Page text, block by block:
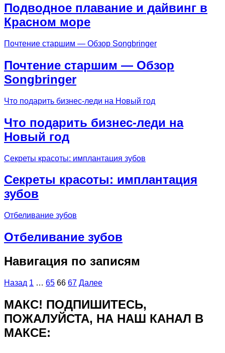
Подводное плавание и дайвинг в
Красном море
Почтение старшим — Обзор Songbringer
Почтение старшим — Обзор
Songbringer
Что подарить бизнес-леди на Новый год
Что подарить бизнес-леди на
Новый год
Секреты красоты: имплантация зубов
Секреты красоты: имплантация
зубов
Отбеливание зубов
Отбеливание зубов
Навигация по записям
Назад 1 … 65 66 67 Далее
МАКС! ПОДПИШИТЕСЬ,
ПОЖАЛУЙСТА, НА НАШ КАНАЛ В
МАКСЕ: